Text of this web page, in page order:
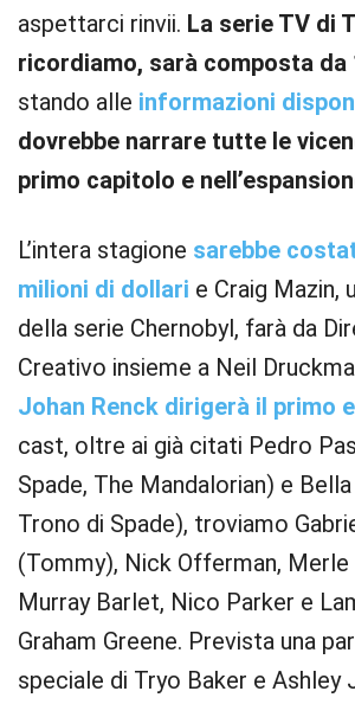
aspettarci rinvii. La serie TV di
ricordiamo, sarà composta da
stando alle informazioni
dovrebbe narrare tutte le
primo capitolo e
L’intera stagione sarebbe
milioni di dollari e Craig Mazin,
della serie Chernobyl, farà da
Creativo insieme a Neil
Johan Renck dirigerà il primo
cast, oltre ai già citati Pedro
Spade, The Mandalorian) e
Trono di Spade), troviamo
(Tommy), Nick Offerman, Merle
Murray Barlet, Nico Parker e
Graham Greene. Prevista una
speciale di Tryo Baker e Ashley